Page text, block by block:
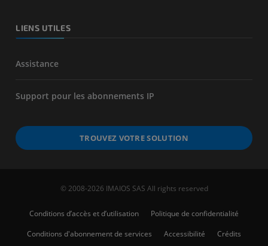
LIENS UTILES
Assistance
Support pour les abonnements IP
TROUVEZ VOTRE SOLUTION
© 2008-2026 IMAIOS SAS All rights reserved
Conditions d’accès et d’utilisation
Politique de confidentialité
Conditions d'abonnement de services
Accessibilité Crédits